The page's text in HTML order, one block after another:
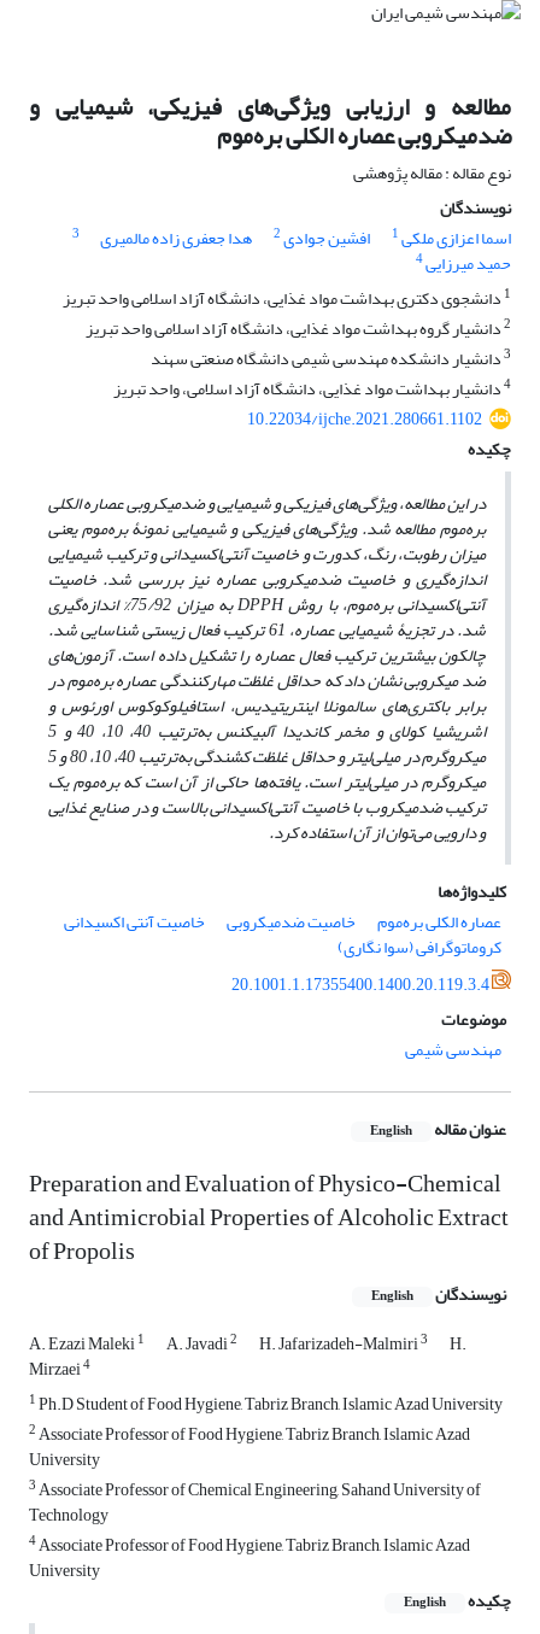
مطالعه و ارزیابی ویژگی‌های فیزیکی، شیمیایی و
ضدمیکروبی عصاره الکلی بره‌موم
نوع مقاله : مقاله پژوهشی
نویسندگان
اسما اعزازی ملکی1 افشین جوادی2 هدا جعفری زاده مالمیری 3
حمید میرزایی4
1 دانشجوی دکتری بهداشت مواد غذایی، دانشگاه آزاد اسلامی واحد تبریز
2دانشیار گروه بهداشت مواد غذایی، دانشگاه آزاد اسلامی واحد تبریز
3دانشیار دانشکده مهندسی شیمی دانشگاه صنعتی سهند
4دانشیار بهداشت مواد غذایی، دانشگاه آزاد اسلامی، واحد تبریز
10.22034/ijche.2021.280661.1102
چکیده
در این مطالعه، ویژگی‌های فیزیکی و شیمیایی و ضدمیکروبی عصاره الکلی
بره‌موم مطالعه شد. ویژگی‌های فیزیکی و شیمیایی نمونۀ بره‌موم یعنی
میزان رطوبت، رنگ، کدورت و خاصیت آنتی‌اکسیدانی و ترکیب شیمیایی
اندازه‌گیری و خاصیت ضدمیکروبی عصاره نیز بررسی شد. خاصیت
آنتی‌اکسیدانی بره‌موم، با روشDPPH به میزان 75/92% اندازه‌گیری
شد. در تجزیۀ شیمیایی عصاره، 61 ترکیب فعال زیستی شناسایی شد.
چالکون بیشترین ترکیب فعال عصاره را تشکیل داده است. آزمون‌های
ضد میکروبی نشان داد که حداقل غلظت مهارکنندگی عصاره بره‌موم در
برابر باکتری‌های سالمونلا اینتریتیدیس، استافیلوکوکوس اورئوس و
اشریشیا کولای و مخمر کاندیدا آلبیکنس به‌ترتیب 40، 10، 40 و 5
میکروگرم در میلی‌لیتر و حداقل غلظت کشندگی به‌ترتیب 40، 10، 80 و 5
میکروگرم در میلی‌لیتر است. یافته‌ها حاکی از آن است که بره‌موم یک
ترکیب ضدمیکروب با خاصیت آنتی‌اکسیدانی بالاست و در صنایع غذایی
و دارویی می‌توان از آن استفاده کرد.
کلیدواژه‌ها
عصاره الکلی بره‌موم
خاصیت ضدمیکروبی خاصیت آنتی اکسیدانی
کروماتوگرافی (سوا نگاری)
20.1001.1.17355400.1400.20.119.3.4
موضوعات
مهندسی شیمی
عنوان مقاله English
Preparation and Evaluation of Physico-Chemical
and Antimicrobial Properties of Alcoholic Extract
of Propolis
نویسندگان English
A. Ezazi Maleki1 A. Javadi2 H. Jafarizadeh-Malmiri3 H.
Mirzaei4
1Ph.D Student of Food Hygiene, Tabriz Branch, Islamic Azad University
2Associate Professor of Food Hygiene, Tabriz Branch, Islamic Azad
University
3Associate Professor of Chemical Engineering, Sahand University of
Technology
4Associate Professor of Food Hygiene, Tabriz Branch, Islamic Azad
University
چکیده
English